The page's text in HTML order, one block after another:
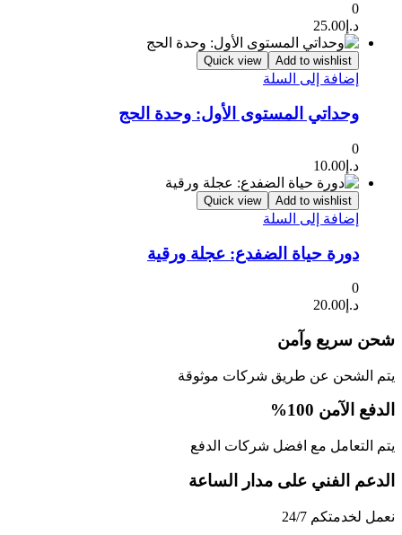
0
د.إ 25.00
Add to wishlist
Quick view
إضافة إلى السلة
وحداتي المستوى الأول: وحدة الحج
0
د.إ 10.00
Add to wishlist
Quick view
إضافة إلى السلة
دورة حياة الضفدع: عجلة ورقية
0
د.إ 20.00
شحن سريع وآمن
يتم الشحن عن طريق شركات موثوقة
الدفع الآمن 100%
يتم التعامل مع افضل شركات الدفع
الدعم الفني على مدار الساعة
نعمل لخدمتكم 24/7